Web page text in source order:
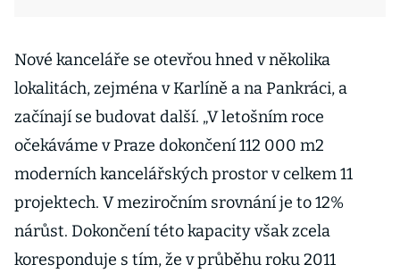
Nové kanceláře se otevřou hned v několika
lokalitách, zejména v Karlíně a na Pankráci, a
začínají se budovat další. „V letošním roce
očekáváme v Praze dokončení 112 000 m2
moderních kancelářských prostor v celkem 11
projektech. V meziročním srovnání je to 12%
nárůst. Dokončení této kapacity však zcela
koresponduje s tím, že v průběhu roku 2011